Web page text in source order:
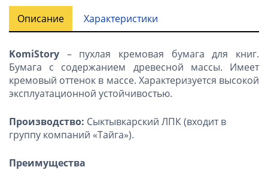
Описание Характеристики
KomiStory – пухлая кремовая бумага для книг.
Бумага с содержанием древесной массы. Имеет
кремовый оттенок в массе. Характеризуется высокой
эксплуатационной устойчивостью.
Производство: Сыктывкарский ЛПК (входит в
группу компаний «Тайга»).
Преимущества